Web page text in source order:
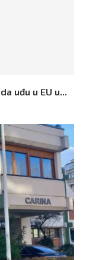
uđu u EU u...